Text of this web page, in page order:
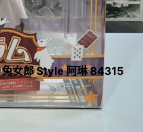
女郎 Style 阿琳 84315